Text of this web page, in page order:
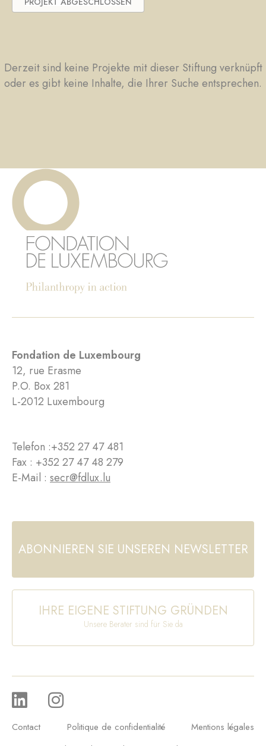
Derzeit sind keine Projekte mit dieser Stiftung verknüpft
oder es gibt keine Inhalte, die Ihrer Suche entsprechen.
Fondation de Luxembourg
12, rue Erasme
P.O. Box 281
L-2012 Luxembourg
Telefon :+352 27 47 481
Fax : +352 27 47 48 279
E-Mail : secr@fdlux.lu
ABONNIEREN SIE UNSEREN NEWSLETTER
IHRE EIGENE STIFTUNG GRÜNDEN
Unsere Berater sind für Sie da
Contact Politique de confidentialité
Mentions légales